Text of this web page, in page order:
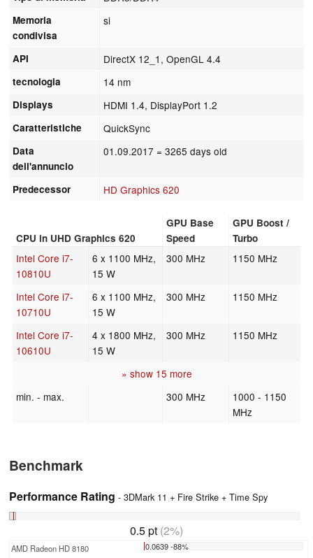
Memoria
condivisa
si
API DirectX 12_1, OpenGL 4.4
tecnologia 14 nm
Displays HDMI 1.4, DisplayPort 1.2
Caratteristiche QuickSync
Data
dell'annuncio
01.09.2017 = 3265 days old
Predecessor HD Graphics 620
CPU in UHD Graphics 620
GPU Base
Speed
GPU Boost /
Turbo
Intel Core i7-
10810U
6 x 1100 MHz,
15 W
300 MHz 1150 MHz
Intel Core i7-
10710U
6 x 1100 MHz,
15 W
300 MHz 1150 MHz
Intel Core i7-
10610U
4 x 1800 MHz,
15 W
300 MHz 1150 MHz
» show 15 more
min. - max.
300 MHz
1000 - 1150
MHz
Benchmark
Performance Rating - 3DMark 11 + Fire Strike + Time Spy
0.5 pt (2%)
AMD Radeon HD 8180 0.0639 -88%